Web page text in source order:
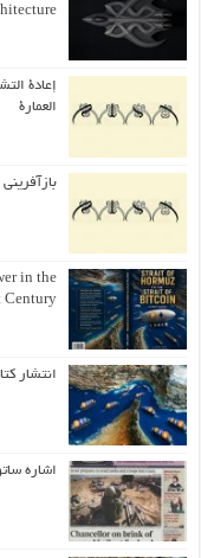
إعادة
العمارة
in the
Century
انتشار
اشاره